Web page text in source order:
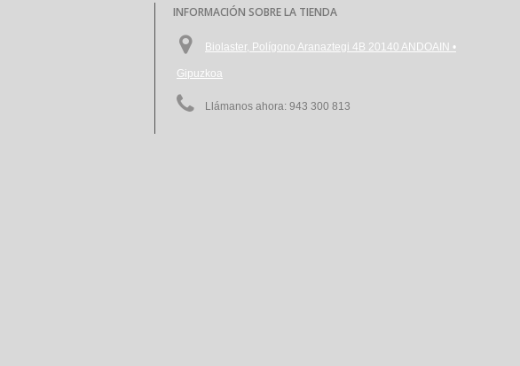
INFORMACIÓN SOBRE LA TIENDA
Biolaster, Polígono Aranaztegi 4B 20140 ANDOAIN •
Gipuzkoa
Llámanos ahora: 943 300 813